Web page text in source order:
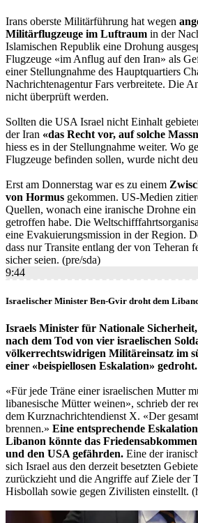
Irans oberste Militärführung hat wegen
Militärflugzeuge im Luftraum in der
Islamischen Republik eine Drohung
Flugzeuge «im Anflug auf den Iran» als
einer Stellungnahme des Hauptquartiers
Nachrichtenagentur Fars verbreitete. Die
nicht überprüft werden.
Sollten die USA Israel nicht Einhalt
der Iran «das Recht vor, auf solche
hiess es in der Stellungnahme weiter. Wo
Flugzeuge befinden sollen, wurde nicht
Erst am Donnerstag war es zu einem
von Hormus gekommen. US-Medien
Quellen, wonach eine iranische Drohne
getroffen habe. Die
eine Evakuierungsmission in der Region.
dass nur Transite entlang der von Teheran
sicher seien. (pre/sda)
9:44
Israelischer Minister Ben-Gvir droht dem
Israels Minister für Nationale
nach dem Tod von vier israelischen
völkerrechtswidrigen Militäreinsatz im
einer «beispiellosen Eskalation» gedroht.
«Für jede Träne einer israelischen Mutter
libanesische Mütter weinen», schrieb der
dem Kurznachrichtendienst X. «Der
brennen.» Eine entsprechende
Libanon könnte das
und den USA gefährden. Eine der
sich Israel aus den derzeit besetzten
zurückzieht und die Angriffe auf Ziele der
Hisbollah sowie gegen Zivilisten einstellt.